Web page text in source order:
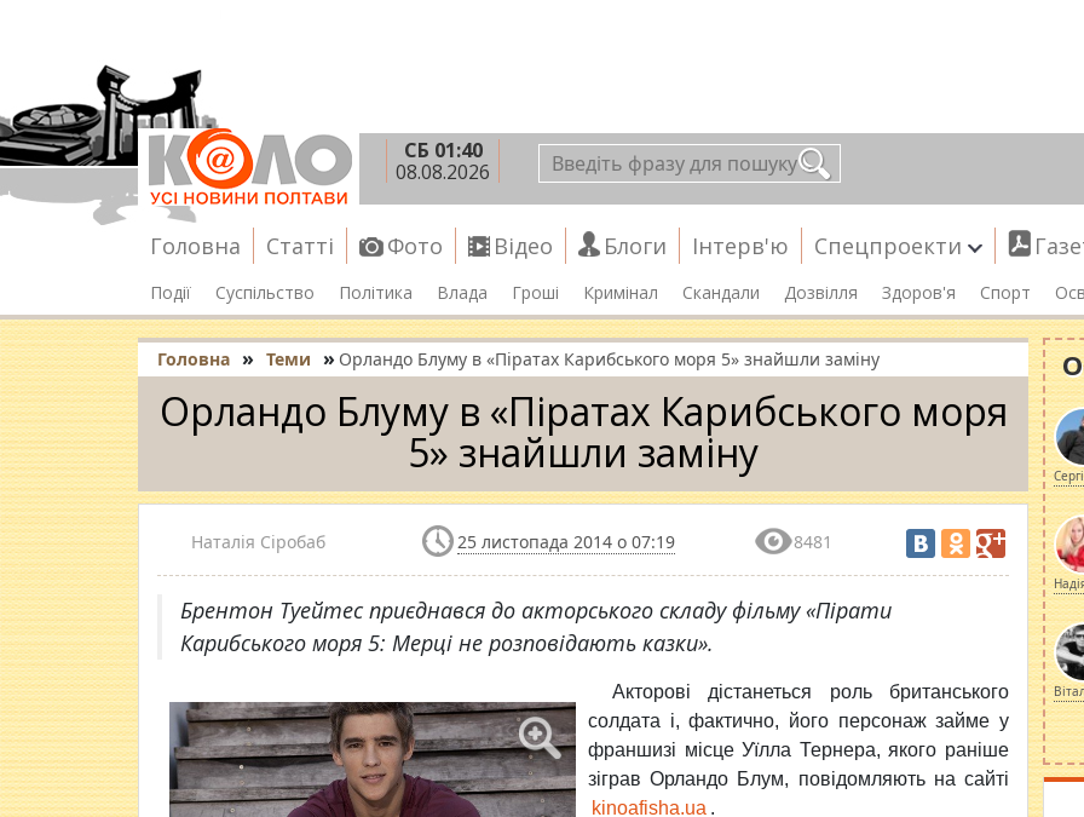
СБ 01:40
08.08.2026
Головна Статті Фото Відео Блоги Інтерв'ю Спецпроекти
Події Суспільство Політика Влада Гроші Кримінал Скандали Дозвілля Здоров'я Спорт
Головна » Теми » Орландо Блуму в «Піратах Карибського моря 5» знайшли заміну
Орландо Блуму в «Піратах Карибського моря
5» знайшли заміну
Наталія Сіробаб 25 листопада 2014 о 07:19 8481
Брентон Туейтес приєднався до акторського складу фільму «Пірати
Карибського моря 5: Мерці не розповідають казки».
Акторові дістанеться роль британського
солдата і, фактично, його персонаж займе у
франшизі місце Уїлла Тернера, якого раніше
зіграв Орландо Блум, повідомляють на сайті
kinoafisha.ua .